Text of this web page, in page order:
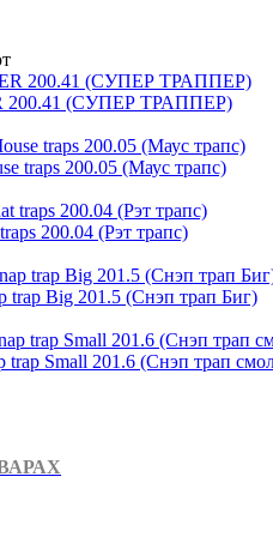
200.41 (СУПЕР ТРАППЕР)
traps 200.05 (Маус трапс)
200.04 (Рэт трапс)
trap Big 201.5 (Снэп трап Биг)
Small 201.6 (Снэп трап